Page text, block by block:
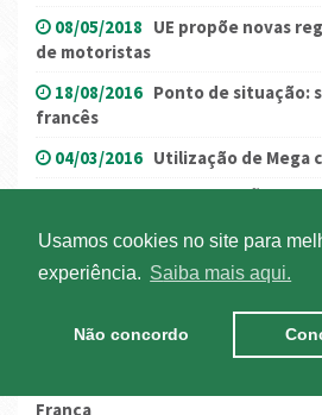
Usamos cookies no site para
experiência.
Saiba mais aqui.
Não concordo
08/05/2018 UE propõe novas
de motoristas
18/08/2016 Ponto de situação:
francês
04/03/2016 Utilização de Mega
20/11/2017
França em greve
Mecanismo Único
30/11/2020 ADR: Acordo
Última hora:
França